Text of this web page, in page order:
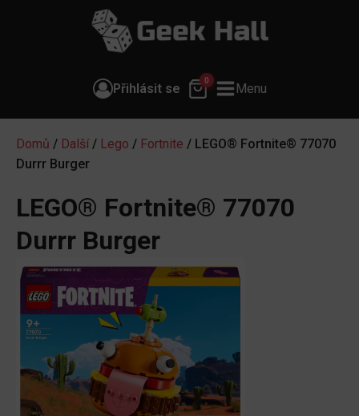
Přihlásit se
0
Menu
Domů / Další / Lego / Fortnite / LEGO® Fortnite® 77070
Durrr Burger
LEGO® Fortnite® 77070
Durrr Burger